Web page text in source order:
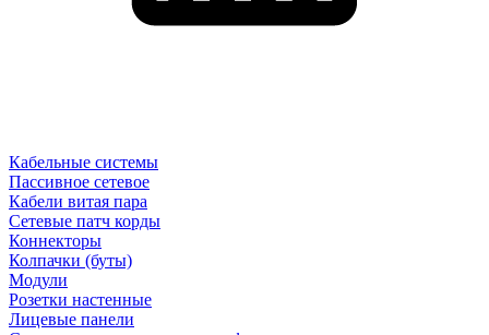
Кабельные системы
Пассивное сетевое
Кабели витая пара
Сетевые патч корды
Коннекторы
Колпачки (буты)
Модули
Розетки настенные
Лицевые панели